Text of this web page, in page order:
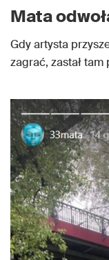
Mata
Gdy artysta
zagrać, zastał